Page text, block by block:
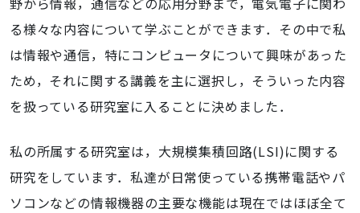
る様々な内容について学ぶことができます．その中で私
は情報や通信，特にコンピュータについて興味があった
ため，それに関する講義を主に選択し，そういった内容
を扱っている研究室に入ることに決めました．
私の所属する研究室は，大規模集積回路(LSI)に関する
研究をしています．私達が日常使っている携帯電話やパ
ソコンなどの情報機器の主要な機能は現在ではほぼ全て